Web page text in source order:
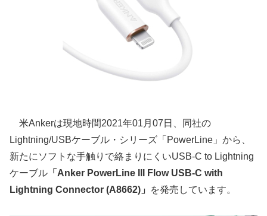
米Ankerは現地時間2021年01月07日、同社の
Lightning/USBケーブル・シリーズ「PowerLine」から、
新たにソフトな手触りで絡まりにくいUSB-C to Lightning
ケーブル 「Anker PowerLine III Flow USB-C with
Lightning Connector (A8662)」
を発売しています。